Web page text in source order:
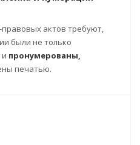
актов требуют,
были не только
пронумерованы,
печатью.